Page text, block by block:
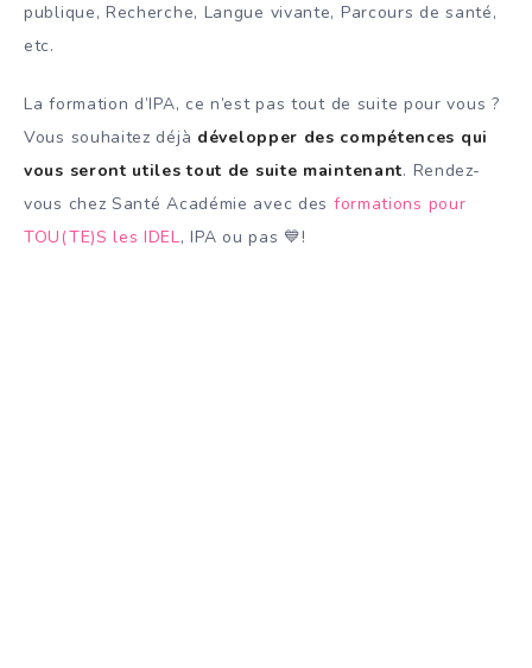
publique, Recherche, Langue vivante, Parcours de santé,
etc.
La formation d’IPA, ce n’est pas tout de suite pour vous ?
Vous souhaitez déjà développer des compétences qui
vous seront utiles tout de suite maintenant. Rendez-
vous chez Santé Académie avec des formations pour
TOU(TE)S les IDEL, IPA ou pas 💙!